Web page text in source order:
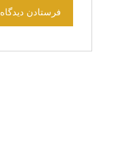
فرستادن دیدگاه